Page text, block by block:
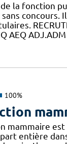
la fonction
concours.
AEQ
100%
mammaire
entière